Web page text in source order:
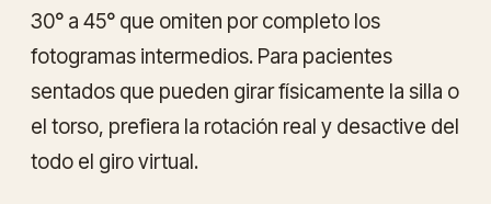
30° a 45° que omiten por completo los
fotogramas intermedios. Para pacientes
sentados que pueden girar físicamente la silla o
el torso, prefiera la rotación real y desactive del
todo el giro virtual.